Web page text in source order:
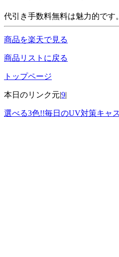
代引き手数料無料は魅力的です
商品を楽天で見る
商品リストに戻る
トップページ
本日のリンク元|9|
選べる3色!!毎日のUV対策キャ